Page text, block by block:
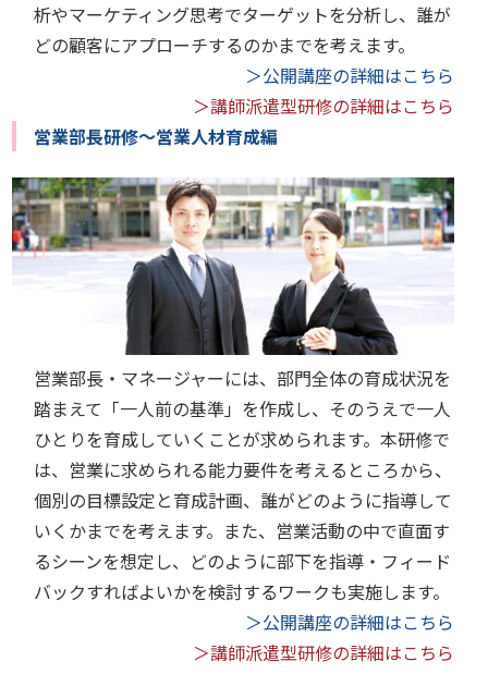
析やマーケティング思考でターゲットを分析し、誰が
どの顧客にアプローチするのかまでを考えます。
＞公開講座の詳細はこちら
＞講師派遣型研修の詳細はこちら
営業部長研修～営業人材育成編
営業部長・マネージャーには、部門全体の育成状況を
踏まえて「一人前の基準」を作成し、そのうえで一人
ひとりを育成していくことが求められます。本研修で
は、営業に求められる能力要件を考えるところから、
個別の目標設定と育成計画、誰がどのように指導して
いくかまでを考えます。また、営業活動の中で直面す
るシーンを想定し、どのように部下を指導・フィード
バックすればよいかを検討するワークも実施します。
＞公開講座の詳細はこちら
＞講師派遣型研修の詳細はこちら